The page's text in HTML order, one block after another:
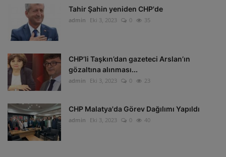
Tahir Şahin yeniden CHP'de
admin Eki 3, 2023 0 35
CHP’li Taşkın’dan gazeteci Arslan’ın
gözaltına alınması...
admin Eki 3, 2023 0 23
CHP Malatya'da Görev Dağılımı Yapıldı
admin Eki 3, 2023 0 40